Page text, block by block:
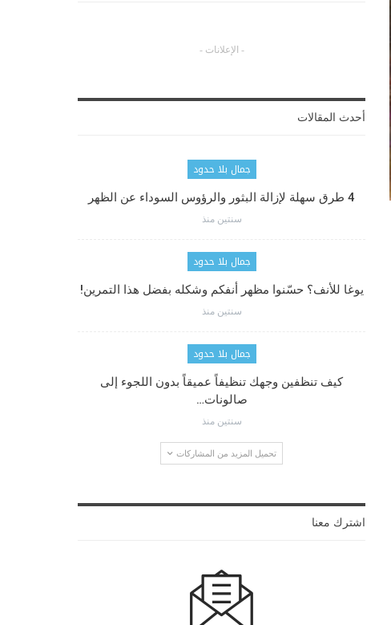
- الإعلانات -
أحدث المقالات
جمال بلا حدود
4 طرق سهلة لإزالة البثور والرؤوس السوداء عن الظهر
سنتين منذ
جمال بلا حدود
يوغا للأنف؟ حسّنوا مظهر أنفكم وشكله بفضل هذا التمرين!
سنتين منذ
جمال بلا حدود
كيف تنظفين وجهك تنظيفاً عميقاً بدون اللجوء إلى
صالونات…
سنتين منذ
تحميل المزيد من المشاركات
اشترك معنا